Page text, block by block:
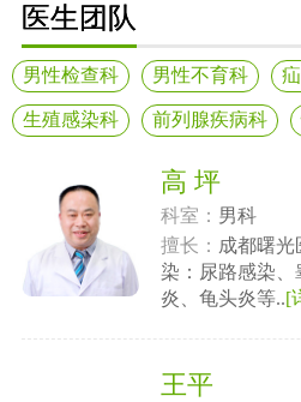
医生团队
男性检查科 男性不育科
生殖感染科 前列腺疾病科
高 坪
科室： 男科
擅长： 成都曙
染：尿路感染、
炎、龟头炎等..[
王平